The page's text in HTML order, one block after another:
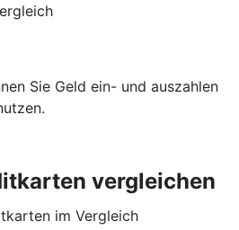
Sie Geld ein- und auszahlen
vergleichen
im Vergleich